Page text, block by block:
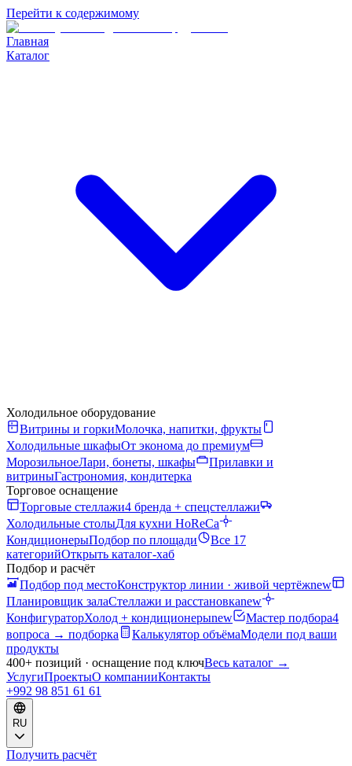
Перейти к содержимому
Главная
Каталог
Холодильное оборудование
Витрины и горкиМолочка, напитки, фрукты
Холодильные шкафыОт эконома до премиум
МорозильноеЛари, бонеты, шкафы
Прилавки и
витриныГастрономия, кондитерка
Торговое оснащение
Торговые стеллажи4 бренда + спецстеллажи
Холодильные столыДля кухни HoReCa
КондиционерыПодбор по площади
Все 17
категорийОткрыть каталог-хаб
Подбор и расчёт
Подбор под местоКонструктор линии · живой чертёжnew
Планировщик залаСтеллажи и расстановкаnew
КонфигураторХолод + кондиционерыnew Мастер подбора4
вопроса → подборка
Калькулятор объёмаМодели под ваши
продукты
400+ позиций · оснащение под ключВесь каталог →
УслугиПроектыО компанииКонтакты
+992 98 851 61 61
RU
Получить расчёт